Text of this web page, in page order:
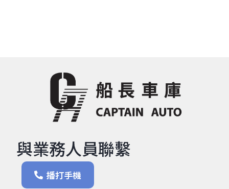
與業務人員聯繫
播打手機